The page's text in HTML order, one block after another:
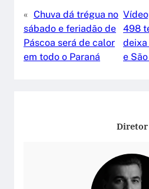
« Chuva dá trégua no
sábado e feriadão de
Páscoa será de calor
em todo o Paraná
498
deixa
e
Diretor